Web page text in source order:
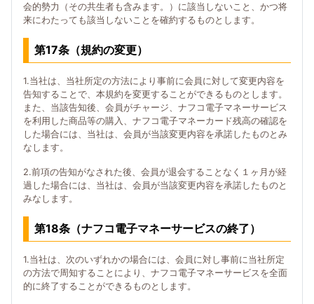
会的勢力（その共生者も含みます。）に該当しないこと、かつ将
来にわたっても該当しないことを確約するものとします。
第17条（規約の変更）
1.当社は、当社所定の方法により事前に会員に対して変更内容を
告知することで、本規約を変更することができるものとします。
また、当該告知後、会員がチャージ、ナフコ電子マネーサービス
を利用した商品等の購入、ナフコ電子マネーカード残高の確認を
した場合には、当社は、会員が当該変更内容を承諾したものとみ
なします。
2.前項の告知がなされた後、会員が退会することなく１ヶ月が経
過した場合には、当社は、会員が当該変更内容を承諾したものと
みなします。
第18条（ナフコ電子マネーサービスの終了）
1.当社は、次のいずれかの場合には、会員に対し事前に当社所定
の方法で周知することにより、ナフコ電子マネーサービスを全面
的に終了することができるものとします。